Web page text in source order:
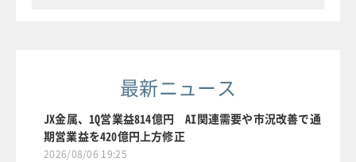
最新ニュース
JX金属、1Q営業益814億円 AI関連需要や市況改善で通
期営業益を420億円上方修正
2026/08/06 19:25